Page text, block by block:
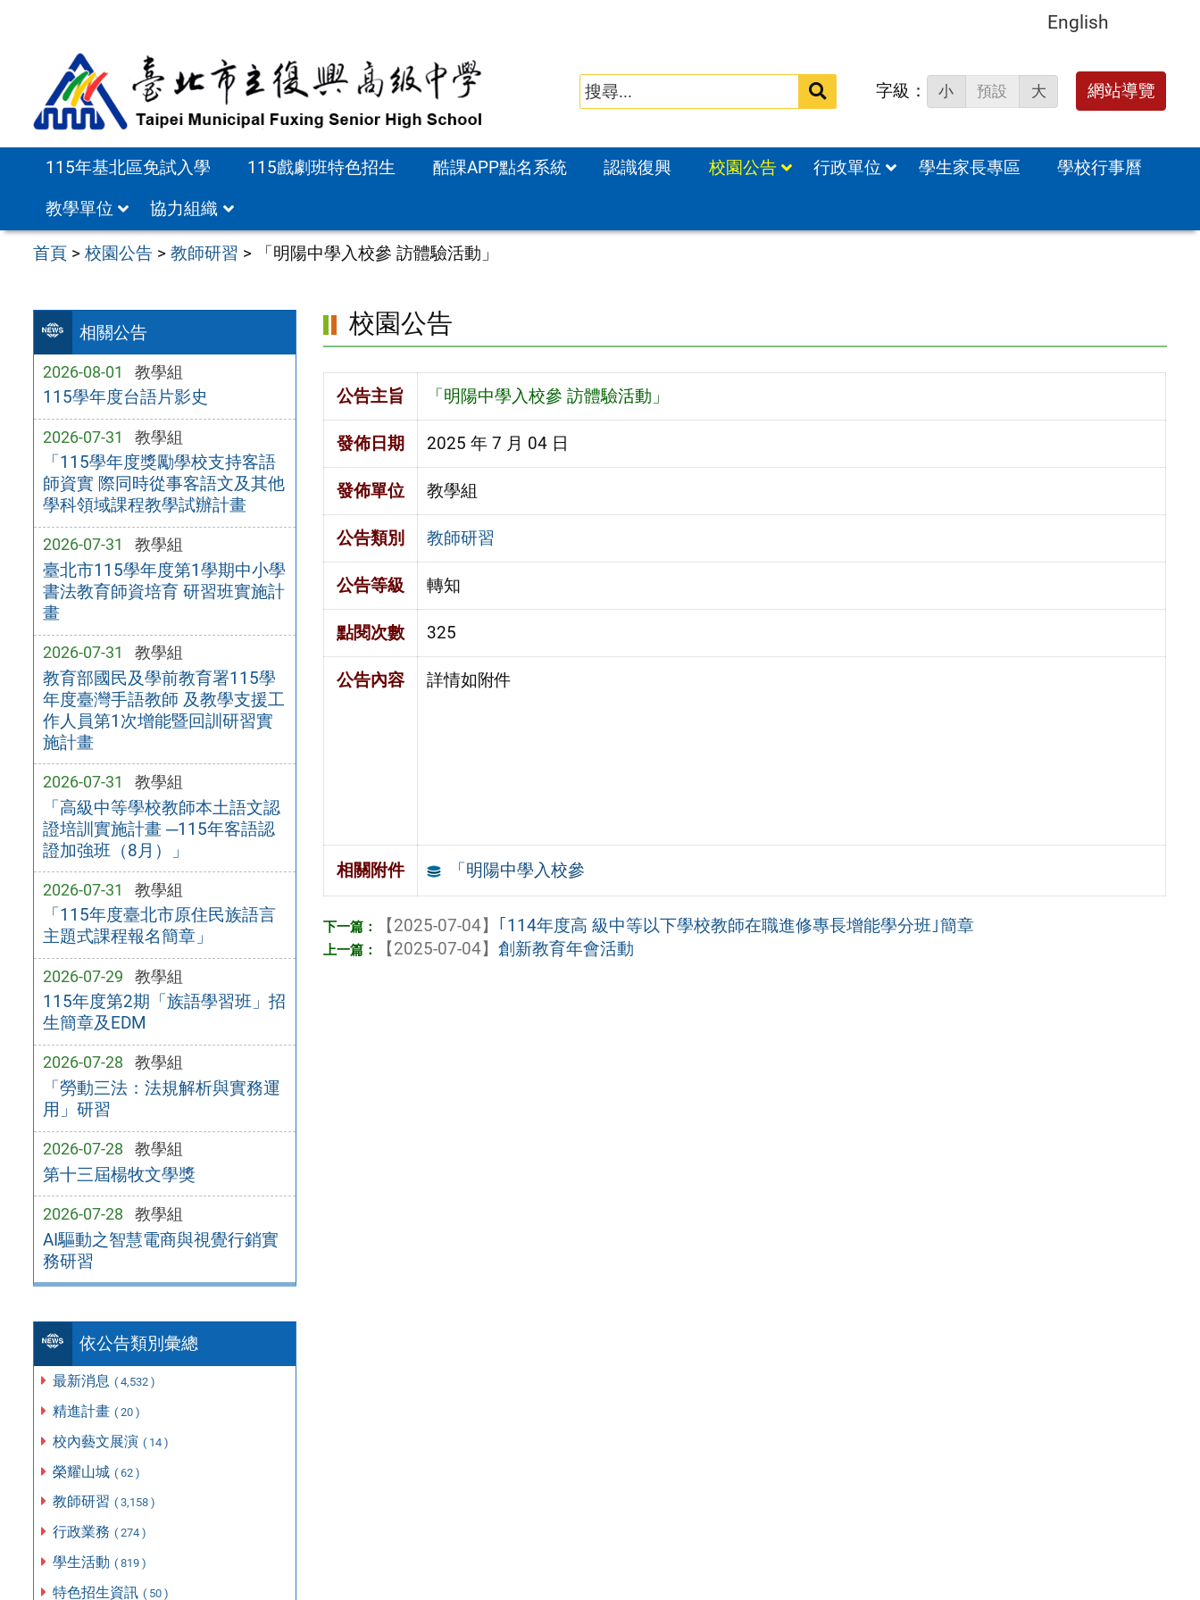
English
搜
字級： 小 預設 大 網站導覽
115年基北區免試入學 115戲劇班特色招生 酷課APP點名系統 認識復興 校園公告 行政單位 學生家長專區
學校行事曆
教學單位
協力組織
首頁 >校園公告 >教師研習 > 「明陽中學入校參 訪體驗活動」
相關公告
2026-08-01 教學組
115學年度台語片影史
2026-07-31 教學組
「115學年度獎勵學校支持客語
師資實 際同時從事客語文及其他
學科領域課程教學試辦計畫
2026-07-31 教學組
臺北市115學年度第1學期中小學
書法教育師資培育 研習班實施計
畫
2026-07-31 教學組
教育部國民及學前教育署115學
年度臺灣手語教師 及教學支援工
作人員第1次增能暨回訓研習實
施計畫
2026-07-31 教學組
「高級中等學校教師本土語文認
證培訓實施計畫 ─115年客語認
證加強班（8月）」
2026-07-31 教學組
「115年度臺北市原住民族語言
主題式課程報名簡章」
2026-07-29 教學組
115年度第2期「族語學習班」招
生簡章及EDM
2026-07-28 教學組
「勞動三法：法規解析與實務運
用」研習
2026-07-28 教學組
第十三屆楊牧文學獎
2026-07-28 教學組
AI驅動之智慧電商與視覺行銷實
務研習
依公告類別彙總
最新消息 ( 4,532 )
精進計畫 ( 20 )
校內藝文展演 ( 14 )
榮耀山城 ( 62 )
教師研習 ( 3,158 )
行政業務 ( 274 )
學生活動 ( 819 )
特色招生資訊 ( 50 )
校園公告
公告主旨 「明陽中學入校參 訪體驗活動」
發佈日期 2025 年 7 月 04 日
發佈單位 教學組
公告類別 教師研習
公告等級 轉知
點閱次數 325
公告內容 詳情如附件
相關附件 「明陽中學入校參
【2025-07-04】 ｢114年度高 級中等以下學校教師在職進修專長增能學分班｣簡章
【2025-07-04】創新教育年會活動